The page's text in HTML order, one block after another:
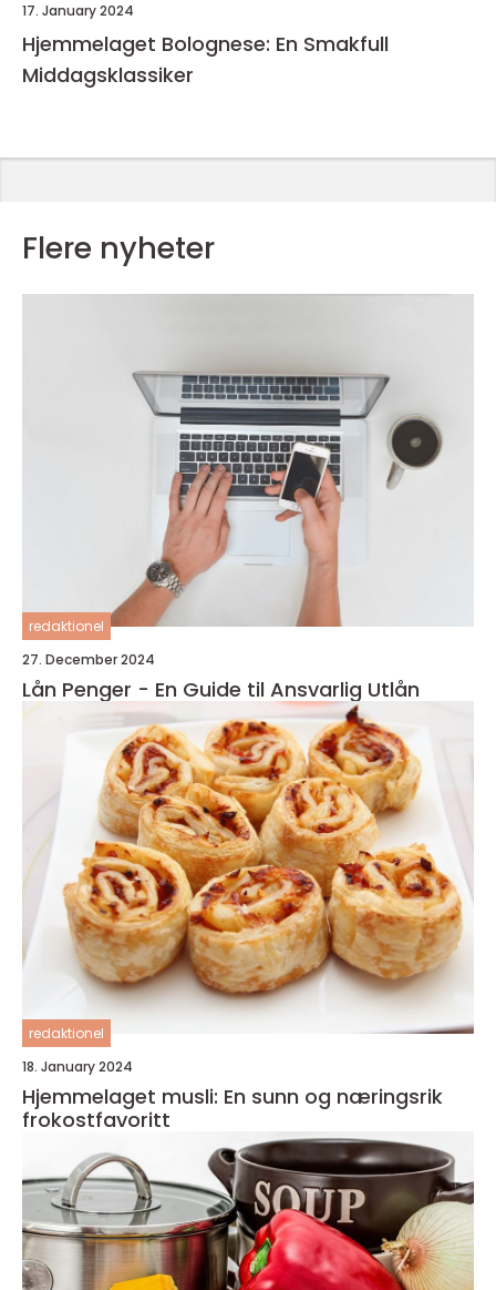
17. January 2024
Hjemmelaget Bolognese: En Smakfull
Middagsklassiker
Flere nyheter
redaktionel
27. December 2024
Lån Penger - En Guide til Ansvarlig Utlån
redaktionel
18. January 2024
Hjemmelaget musli: En sunn og næringsrik
frokostfavoritt